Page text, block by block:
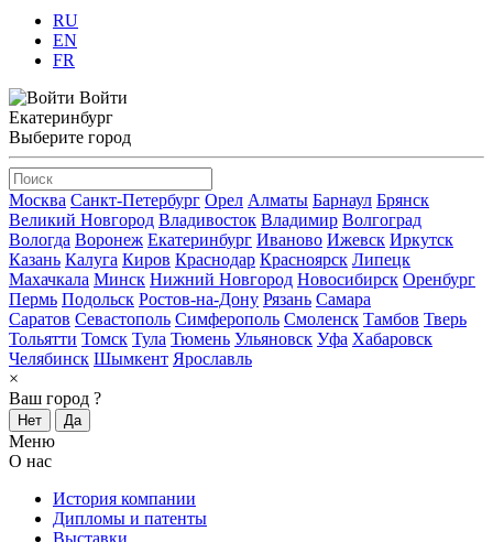
RU
EN
FR
Войти
Екатеринбург
Выберите город
Москва Санкт-Петербург Орел Алматы Барнаул Брянск
Великий Новгород Владивосток Владимир Волгоград
Вологда Воронеж Екатеринбург Иваново Ижевск Иркутск
Казань Калуга Киров Краснодар Красноярск Липецк
Махачкала Минск Нижний Новгород Новосибирск Оренбург
Пермь Подольск Ростов-на-Дону Рязань Самара
Саратов Севастополь Симферополь Смоленск Тамбов Тверь
Тольятти Томск Тула Тюмень Ульяновск Уфа Хабаровск
Челябинск Шымкент Ярославль
×
Ваш город ?
Нет Да
Меню
О нас
История компании
Дипломы и патенты
Выставки